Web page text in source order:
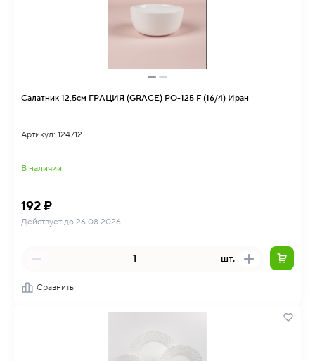
Салатник 12,5см ГРАЦИЯ (GRACE) PO-125 F (16/4) Иран
Артикул: 124712
В наличии
192 ₽
Действует до 26.08.2026
шт.
Сравнить